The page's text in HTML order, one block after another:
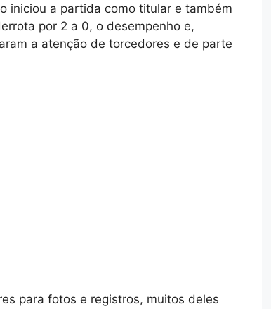
iniciou a partida como titular e também
por 2 a 0, o desempenho e,
a atenção de torcedores e de parte
para fotos e registros, muitos deles